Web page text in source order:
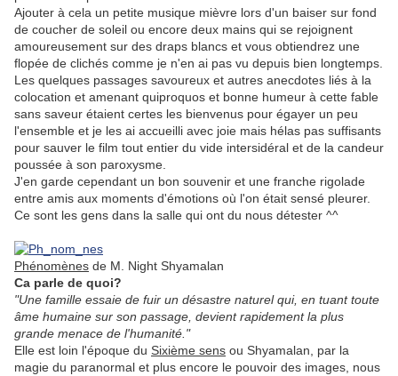
Ajouter à cela un petite musique mièvre lors d'un baiser sur fond
de coucher de soleil ou encore deux mains qui se rejoignent
amoureusement sur des draps blancs et vous obtiendrez une
flopée de clichés comme je n'en ai pas vu depuis bien longtemps.
Les quelques passages savoureux et autres anecdotes liés à la
colocation et amenant quiproquos et bonne humeur à cette fable
sans saveur étaient certes les bienvenus pour égayer un peu
l'ensemble et je les ai accueilli avec joie mais hélas pas suffisants
pour sauver le film tout entier du vide intersidéral et de la candeur
poussée à son paroxysme.
J'en garde cependant un bon souvenir et une franche rigolade
entre amis aux moments d'émotions où l'on était sensé pleurer.
Ce sont les gens dans la salle qui ont du nous détester ^^
Phénomènes de M. Night Shyamalan
Ca parle de quoi?
"Une famille essaie de fuir un désastre naturel qui, en tuant toute
âme humaine sur son passage, devient rapidement la plus
grande menace de l'humanité."
Elle est loin l'époque du Sixième sens ou Shyamalan, par la
magie du paranormal et plus encore le pouvoir des images, nous